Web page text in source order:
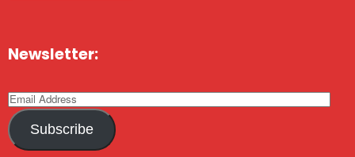
Newsletter:
Subscribe